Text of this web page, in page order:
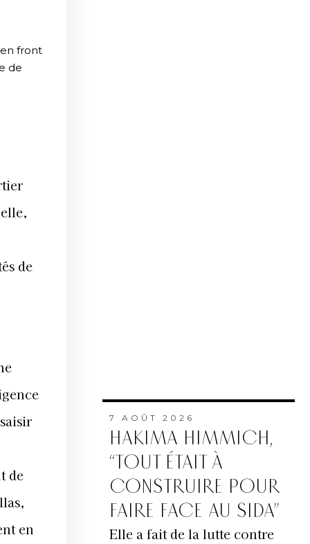
front
de
de
de
en
7 AOÛT 2026
HAKIMA HIMMICH,
“TOUT ÉTAIT À
CONSTRUIRE POUR
FAIRE FACE AU SIDA”
Elle a fait de la lutte contre